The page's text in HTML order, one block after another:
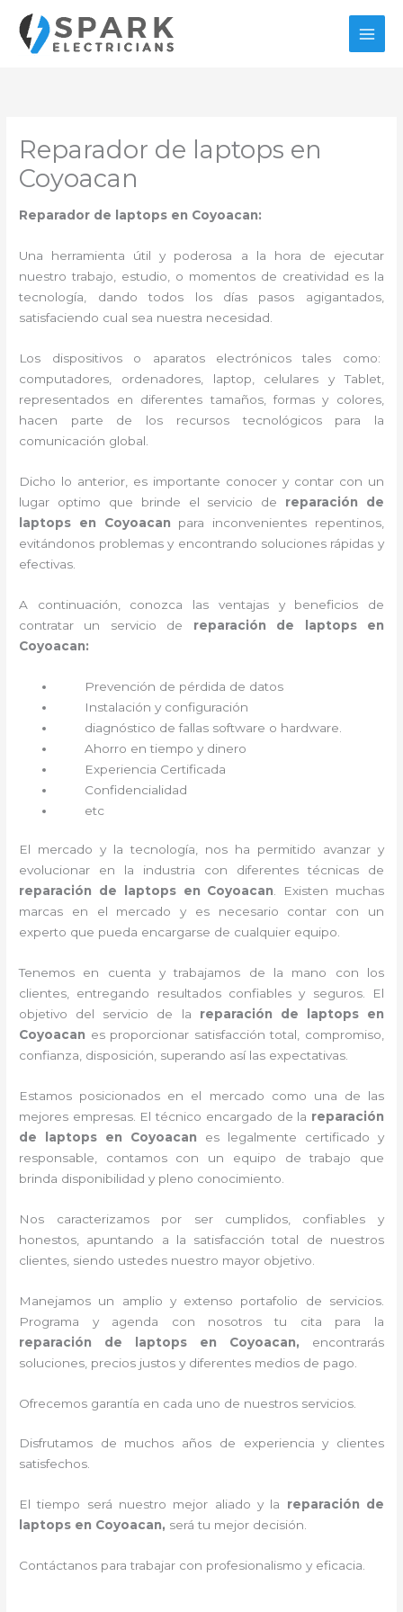
contenido
Reparador de laptops en
Coyoacan
Reparador de laptops en Coyoacan:
Una herramienta útil y poderosa a la hora de ejecutar
nuestro trabajo, estudio, o momentos de creatividad es la
tecnología, dando todos los días pasos agigantados,
satisfaciendo cual sea nuestra necesidad.
Los dispositivos o aparatos electrónicos tales como:
computadores, ordenadores, laptop, celulares y Tablet,
representados en diferentes tamaños, formas y colores,
hacen parte de los recursos tecnológicos para la
comunicación global.
Dicho lo anterior, es importante conocer y contar con un
lugar optimo que brinde el servicio de reparación de
laptops en Coyoacan para inconvenientes repentinos,
evitándonos problemas y encontrando soluciones rápidas y
efectivas.
A continuación, conozca las ventajas y beneficios de
contratar un servicio de reparación de laptops en
Coyoacan:
Prevención de pérdida de datos
Instalación y configuración
diagnóstico de fallas software o hardware
Ahorro en tiempo y dinero
Experiencia Certificada
Confidencialidad
etc
El mercado y la tecnología, nos ha permitido avanzar y
evolucionar en la industria con diferentes técnicas de
reparación de laptops en Coyoacan . Existen muchas
marcas en el mercado y es necesario contar con un
experto que pueda encargarse de cualquier equipo.
Tenemos en cuenta y trabajamos de la mano con los
clientes, entregando resultados confiables y seguros. El
objetivo del servicio de la reparación de laptops en
Coyoacan es proporcionar satisfacción total, compromiso,
confianza, disposición, superando así las expectativas.
Estamos posicionados en el mercado como una de las
mejores empresas. El técnico encargado de la reparación
de laptops en Coyoacan es legalmente certificado y
responsable, contamos con un equipo de trabajo que
brinda disponibilidad y pleno conocimiento.
Nos caracterizamos por ser cumplidos, confiables y
honestos, apuntando a la satisfacción total de nuestros
clientes, siendo ustedes nuestro mayor objetivo.
Manejamos un amplio y extenso portafolio de servicios.
Programa y agenda con nosotros tu cita para la
reparación de laptops en Coyoacan, encontrarás
soluciones, precios justos y diferentes medios de pago.
Ofrecemos garantía en cada uno de nuestros servicios.
Disfrutamos de muchos años de experiencia y clientes
satisfechos.
El tiempo será nuestro mejor aliado y la reparación de
laptops en Coyoacan, será tu mejor decisión.
Contáctanos para trabajar con profesionalismo y eficacia.